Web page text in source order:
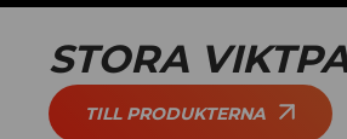
STORA
TILL PRODUKTERNA